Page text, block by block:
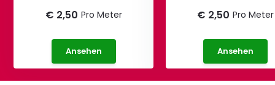
€ 2,50 Pro Meter
Ansehen
€ 2,50 Pro Meter
Ansehen